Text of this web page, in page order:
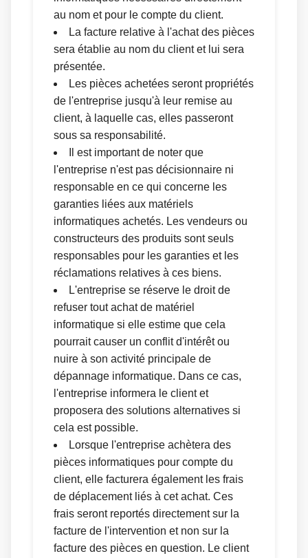
au nom et pour le compte du client.
La facture relative à l'achat des pièces
sera établie au nom du client et lui sera
présentée.
Les pièces achetées seront propriétés
de l'entreprise jusqu'à leur remise au
client, à laquelle cas, elles passeront
sous sa responsabilité.
Il est important de noter que
l'entreprise n'est pas décisionnaire ni
responsable en ce qui concerne les
garanties liées aux matériels
informatiques achetés. Les vendeurs ou
constructeurs des produits sont seuls
responsables pour les garanties et les
réclamations relatives à ces biens.
L'entreprise se réserve le droit de
refuser tout achat de matériel
informatique si elle estime que cela
pourrait causer un conflit d'intérêt ou
nuire à son activité principale de
dépannage informatique. Dans ce cas,
l'entreprise informera le client et
proposera des solutions alternatives si
cela est possible.
Lorsque l'entreprise achètera des
pièces informatiques pour compte du
client, elle facturera également les frais
de déplacement liés à cet achat. Ces
frais seront reportés directement sur la
facture de l'intervention et non sur la
facture des pièces en question. Le client